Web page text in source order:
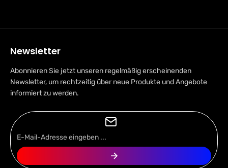
Newsletter
Abonnieren Sie jetzt unseren regelmäßig erscheinenden
Newsletter, um rechtzeitig über neue Produkte und Angebote
informiert zu werden.